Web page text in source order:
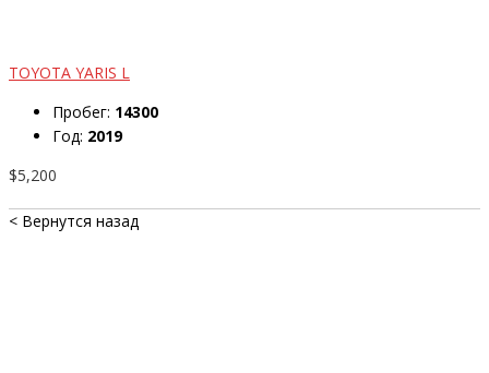
TOYOTA YARIS L
Пробег: 14300
Год: 2019
$5,200
< Вернутся назад